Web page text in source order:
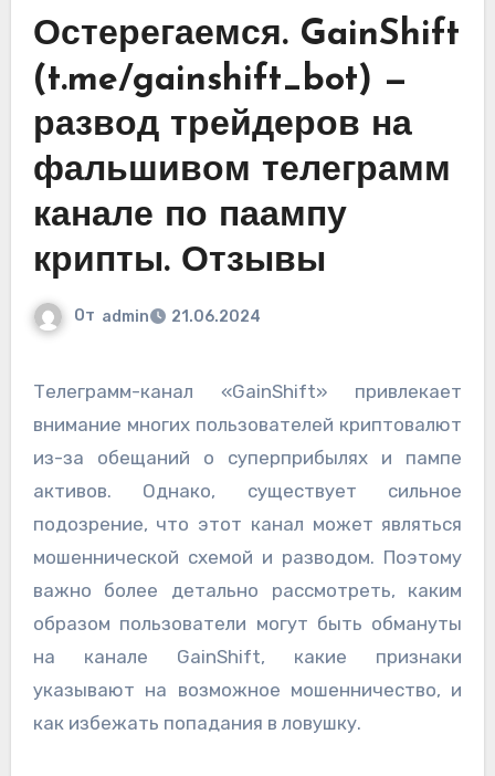
Остерегаемся. GainShift
(t.me/gainshift_bot) —
развод трейдеров на
фальшивом телеграмм
канале по паампу
крипты. Отзывы
От admin 21.06.2024
Телеграмм-канал «GainShift» привлекает
внимание многих пользователей криптовалют
из-за обещаний о суперприбылях и пампе
активов. Однако, существует сильное
подозрение, что этот канал может являться
мошеннической схемой и разводом. Поэтому
важно более детально рассмотреть, каким
образом пользователи могут быть обмануты
на канале GainShift, какие признаки
указывают на возможное мошенничество, и
как избежать попадания в ловушку.